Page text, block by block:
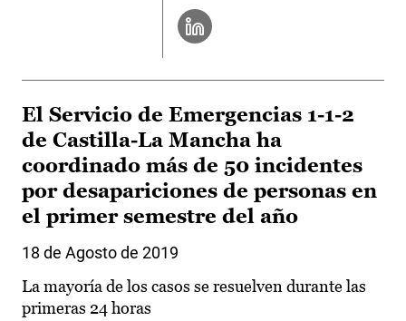
El Servicio de Emergencias 1-1-2
de Castilla-La Mancha ha
coordinado más de 50 incidentes
por desapariciones de personas en
el primer semestre del año
18 de Agosto de 2019
La mayoría de los casos se resuelven durante las
primeras 24 horas